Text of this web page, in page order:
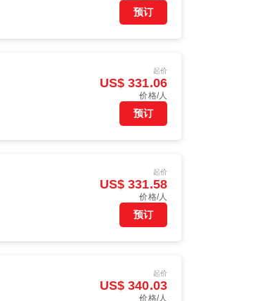
预订
起价
US$ 331.06
价格/人
预订
起价
US$ 331.58
价格/人
预订
起价
US$ 340.03
价格/人